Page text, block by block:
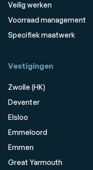
Veilig werken
Voorraad management
Specifiek maatwerk
Vestigingen
Zwolle (HK)
Deventer
Elsloo
Emmeloord
Emmen
Great Yarmouth